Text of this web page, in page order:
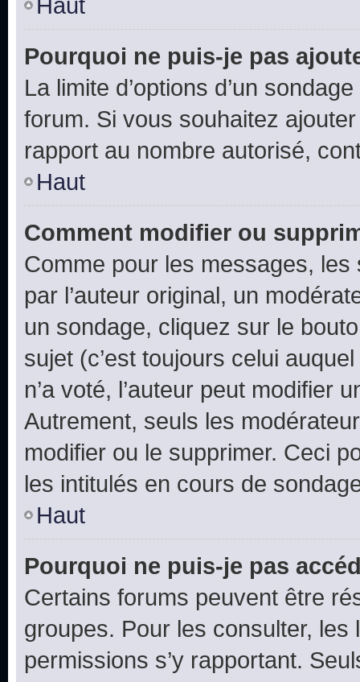
Pourquoi ne puis-je pas
La limite d’options d’un
forum. Si vous souhaitez
rapport au nombre autorisé,
Haut
Comment modifier ou
Comme pour les messages,
par l’auteur original, un
un sondage, cliquez sur le
sujet (c’est toujours celui
n’a voté, l’auteur peut modifier
Autrement, seuls les
modifier ou le supprimer. Ceci
les intitulés en cours de
Haut
Pourquoi ne puis-je pas
Certains forums peuvent être
groupes. Pour les consulter,
permissions s’y rapportant.